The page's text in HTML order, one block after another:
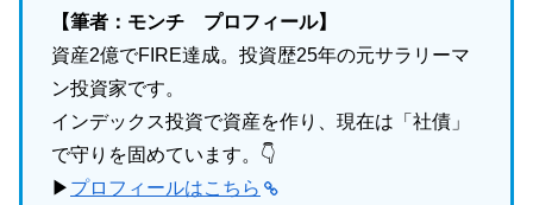
【筆者：モンチ プロフィール】
資産2億でFIRE達成。投資歴25年の元サラリーマ
ン投資家です。
インデックス投資で資産を作り、現在は「社債」
で守りを固めています。👇
▶ プロフィールはこちら